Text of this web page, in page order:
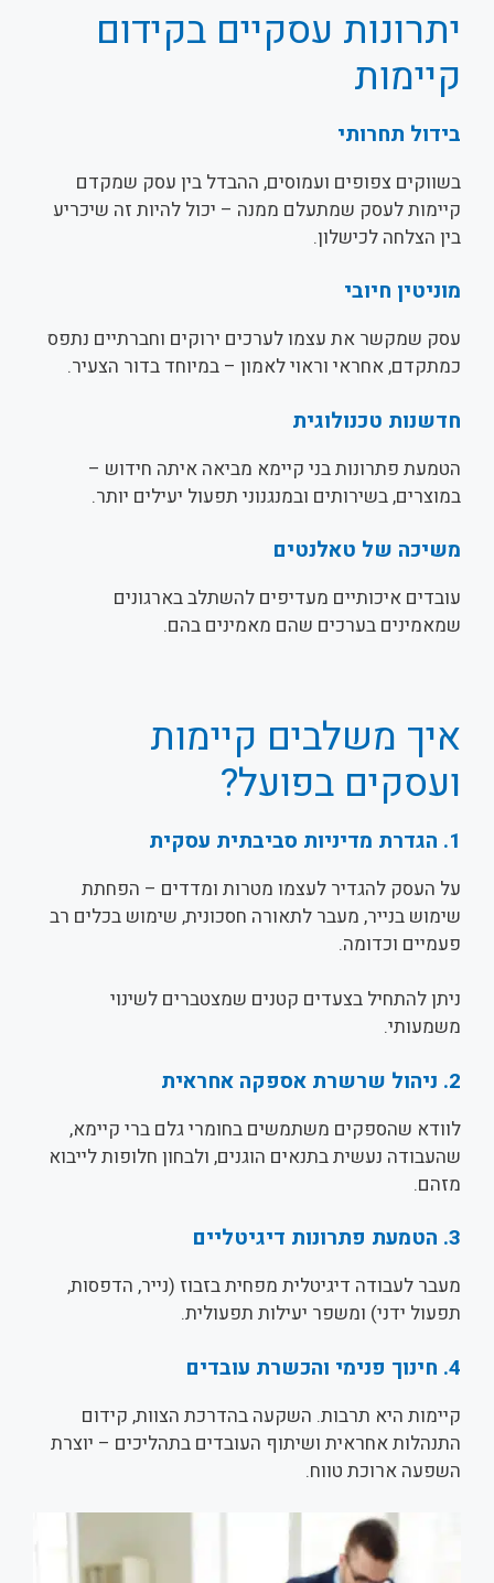
יתרונות עסקיים בקידום
קיימות
בידול תחרותי
בשווקים צפופים ועמוסים, ההבדל בין עסק שמקדם
קיימות לעסק שמתעלם ממנה – יכול להיות זה שיכריע
בין הצלחה לכישלון.
מוניטין חיובי
עסק שמקשר את עצמו לערכים ירוקים וחברתיים נתפס
כמתקדם, אחראי וראוי לאמון – במיוחד בדור הצעיר.
חדשנות טכנולוגית
הטמעת פתרונות בני קיימא מביאה איתה חידוש –
במוצרים, בשירותים ובמנגנוני תפעול יעילים יותר.
משיכה של טאלנטים
עובדים איכותיים מעדיפים להשתלב בארגונים
שמאמינים בערכים שהם מאמינים בהם.
איך משלבים קיימות
ועסקים בפועל?
1. הגדרת מדיניות סביבתית עסקית
על העסק להגדיר לעצמו מטרות ומדדים – הפחתת
שימוש בנייר, מעבר לתאורה חסכונית, שימוש בכלים רב
פעמיים וכדומה.
ניתן להתחיל בצעדים קטנים שמצטברים לשינוי
משמעותי.
2. ניהול שרשרת אספקה אחראית
לוודא שהספקים משתמשים בחומרי גלם ברי קיימא,
שהעבודה נעשית בתנאים הוגנים, ולבחון חלופות לייבוא
מזהם.
3. הטמעת פתרונות דיגיטליים
מעבר לעבודה דיגיטלית מפחית בזבוז (נייר, הדפסות,
תפעול ידני) ומשפר יעילות תפעולית.
4. חינוך פנימי והכשרת עובדים
קיימות היא תרבות. השקעה בהדרכת הצוות, קידום
התנהלות אחראית ושיתוף העובדים בתהליכים – יוצרת
השפעה ארוכת טווח.